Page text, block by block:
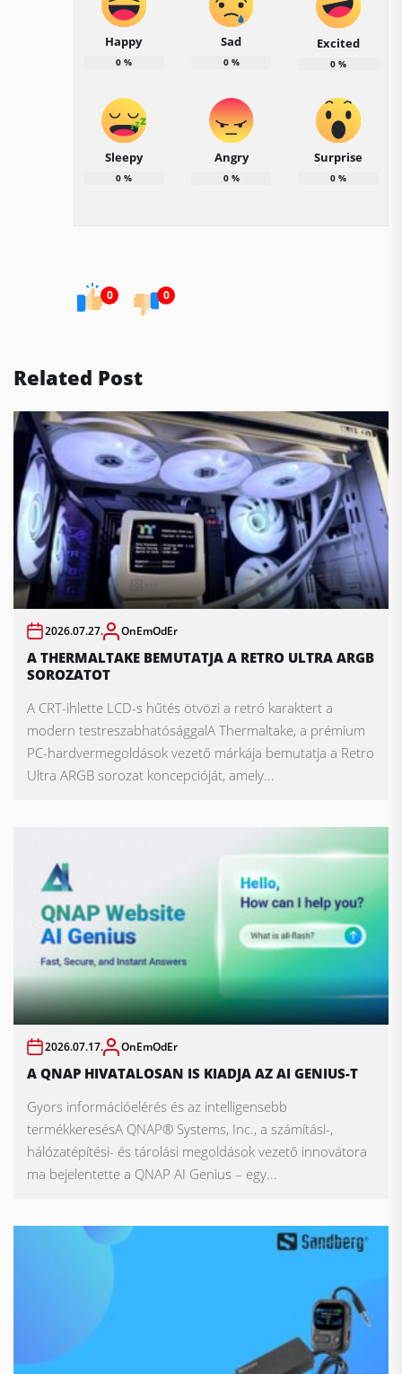
Happy
0%
Sad
0%
Excited
0 %
Sleepy
0%
Angry
0%
Surprise
0 %
0 0
Related Post
2026.07.27. OnEmOdEr
A THERMALTAKE BEMUTATJA A RETRO ULTRA ARGB
SOROZATOT
A CRT-ihlette LCD-s hűtés ötvözi a retró karaktert a
modern testreszabhatósággalA Thermaltake, a prémium
PC-hardvermegoldások vezető márkája bemutatja a Retro
Ultra ARGB sorozat koncepcióját, amely...
2026.07.17. OnEmOdEr
A QNAP HIVATALOSAN IS KIADJA AZ AI GENIUS-T
Gyors információelérés és az intelligensebb
termékkeresésA QNAP® Systems, Inc., a számítási-,
hálózatépítési- és tárolási megoldások vezető innovátora
ma bejelentette a QNAP AI Genius – egy...